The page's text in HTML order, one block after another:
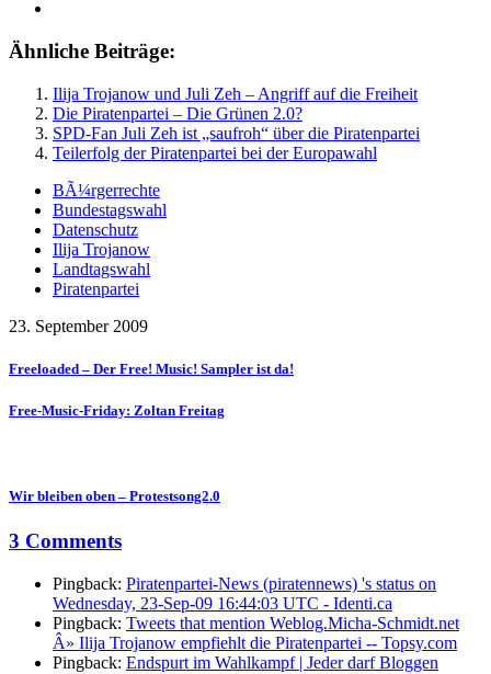
Ähnliche Beiträge:
Ilija Trojanow und Juli Zeh – Angriff auf die Freiheit
Die Piratenpartei – Die Grünen 2.0?
SPD-Fan Juli Zeh ist „saufroh“ über die Piratenpartei
Teilerfolg der Piratenpartei bei der Europawahl
BÃ¼rgerrechte
Bundestagswahl
Datenschutz
Ilija Trojanow
Landtagswahl
Piratenpartei
23. September 2009
Freeloaded – Der Free! Music! Sampler ist da!
Free-Music-Friday: Zoltan Freitag
Wir bleiben oben – Protestsong2.0
3 Comments
Pingback: Piratenpartei-News (piratennews) 's status on
Wednesday, 23-Sep-09 16:44:03 UTC - Identi.ca
Pingback: Tweets that mention Weblog.Micha-Schmidt.net
Â» Ilija Trojanow empfiehlt die Piratenpartei -- Topsy.com
Pingback: Endspurt im Wahlkampf | Jeder darf Bloggen